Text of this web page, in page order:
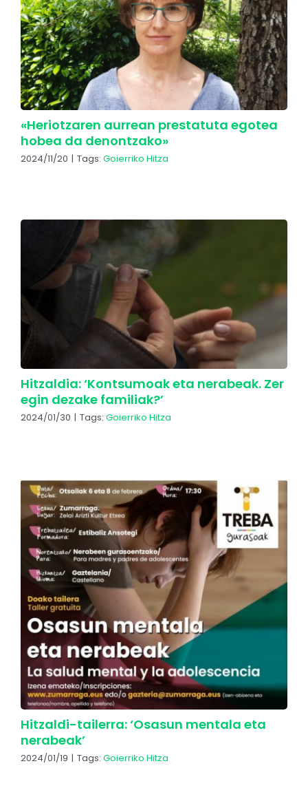
«Heriotzaren aurrean prestatuta egotea
hobea da denontzako»
2024/11/20 | Tags: Goierriko Hitza
Hitzaldia: ‘Kontsumoak eta nerabeak. Zer
egin dezake familiak?’
2024/01/30 | Tags: Goierriko Hitza
Hitzaldi-tailerra: ‘Osasun mentala eta
nerabeak’
2024/01/19 | Tags: Goierriko Hitza